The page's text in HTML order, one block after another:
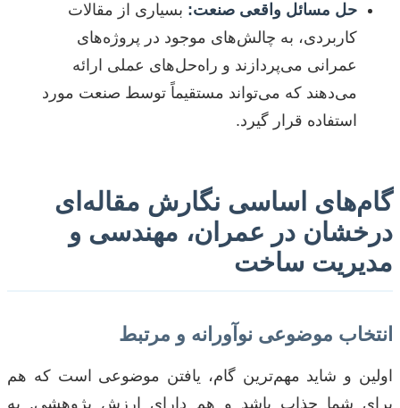
حل مسائل واقعی صنعت: بسیاری از مقالات
کاربردی، به چالش‌های موجود در پروژه‌های
عمرانی می‌پردازند و راه‌حل‌های عملی ارائه
می‌دهند که می‌تواند مستقیماً توسط صنعت مورد
استفاده قرار گیرد.
گام‌های اساسی نگارش مقاله‌ای
درخشان در عمران، مهندسی و
مدیریت ساخت
انتخاب موضوعی نوآورانه و مرتبط
اولین و شاید مهم‌ترین گام، یافتن موضوعی است که هم
برای شما جذاب باشد و هم دارای ارزش پژوهشی. به